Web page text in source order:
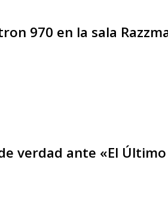
970 en la sala
verdad ante «El